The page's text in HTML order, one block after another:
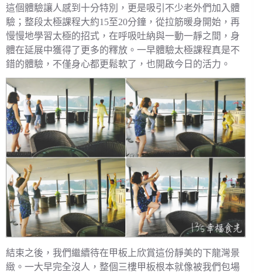
這個體驗讓人感到十分特別，更是吸引不少老外們加入體
驗；整段太極課程大約15至20分鐘，從拉筋暖身開始，再
慢慢地學習太極的招式，在呼吸吐納與一動一靜之間，身
體在延展中獲得了更多的釋放。一早體驗太極課程真是不
錯的體驗，不僅身心都更鬆軟了，也開啟今日的活力。
結束之後，我們繼續待在甲板上欣賞這份靜美的下龍灣景
緻。一大早完全沒人，整個三樓甲板根本就像被我們包場